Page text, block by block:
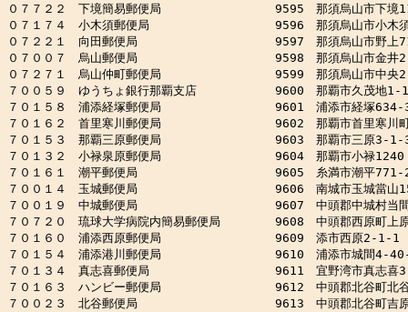
０７７２２　下境簡易郵便局　　　　　　　　　 9595　那須烏山市下境
０７１７４　小木須郵便局　　　　　　　　　　 9596　那須烏山市小木
０７２２１　向田郵便局　　　　　　　　　　　 9597　那須烏山市野上
０７００７　烏山郵便局　　　　　　　　　　　 9598　那須烏山市金
０７２７１　烏山仲町郵便局　　　　　　　　　 9599　那須烏山市中
７００５９　ゆうちょ銀行那覇支店　　　　　　 9600　那覇市久茂地
７０１５８　浦添経塚郵便局　　　　　　　　　 9601　浦添市経塚634-
７０１６２　首里寒川郵便局　　　　　　　　　 9602　那覇市首里寒川
７０１５３　那覇三原郵便局　　　　　　　　　 9603　那覇市三原3-1-
７０１３２　小禄泉原郵便局　　　　　　　　　 9604　那覇市小禄1240
７０１６１　潮平郵便局　　　　　　　　　　　 9605　糸満市潮平771-
７００１４　玉城郵便局　　　　　　　　　　　 9606　南城市玉城當山
７００１９　中城郵便局　　　　　　　　　　　 9607　中頭郡中城村当
７０７２０　琉球大学病院内簡易郵便局　　　　 9608　中頭郡西原町上
７０１６０　浦添西原郵便局　　　　　　　　　 9609　添市西原2-1-1
７０１５４　浦添港川郵便局　　　　　　　　　 9610　浦添市城間4-
７０１３４　真志喜郵便局　　　　　　　　　　 9611　宜野湾市真志
７０１６３　ハンビー郵便局　　　　　　　　　 9612　中頭郡北谷町
７００２３　北谷郵便局　　　　　　　　　　　 9613　中頭郡北谷町吉